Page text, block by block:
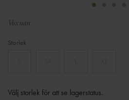
Voxnan
Storlek
Välj storlek för att se lagerstatus.